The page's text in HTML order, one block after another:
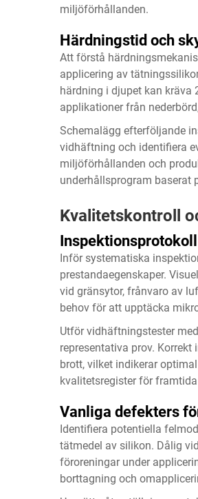
miljöförhållanden.
Härdningstid och
Att förstå
applicering av
härdning i djupet kan kräva
applikationer från
Schemalägg efterföljande
vidhäftning och identifiera
miljöförhållanden och
underhållsprogram baserat
Kvalitetskontroll
Inför systematiska
prestandaegenskaper.
vid gränsytor, frånvaro av
behov för att upptäcka
Utför vidhäftningstester
representativa prov.
brott, vilket indikerar
kvalitetsregister för
Vanliga defekters
Identifiera potentiella
tätmedel av silikon. Dålig
föroreningar under
borttagning och